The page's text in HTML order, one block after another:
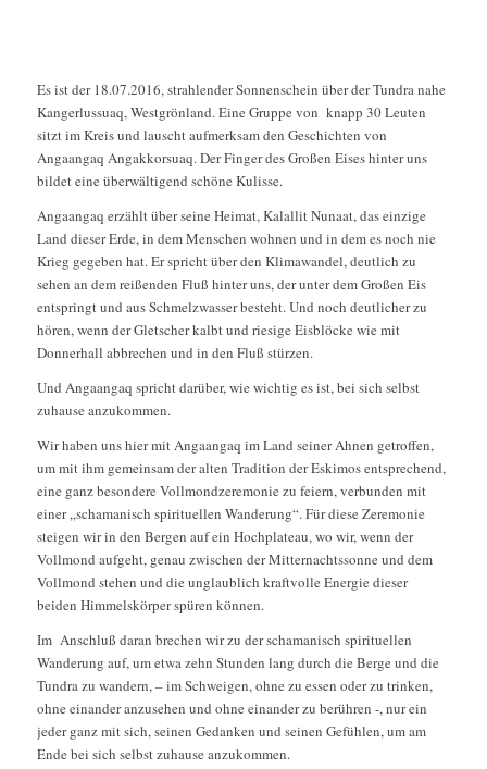
Es ist der 18.07.2016, strahlender Sonnenschein über der Tundra nahe
Kangerlussuaq, Westgrönland. Eine Gruppe von knapp 30 Leuten
sitzt im Kreis und lauscht aufmerksam den Geschichten von
Angaangaq Angakkorsuaq. Der Finger des Großen Eises hinter uns
bildet eine überwältigend schöne Kulisse.
Angaangaq erzählt über seine Heimat, Kalallit Nunaat, das einzige
Land dieser Erde, in dem Menschen wohnen und in dem es noch nie
Krieg gegeben hat. Er spricht über den Klimawandel, deutlich zu
sehen an dem reißenden Fluß hinter uns, der unter dem Großen Eis
entspringt und aus Schmelzwasser besteht. Und noch deutlicher zu
hören, wenn der Gletscher kalbt und riesige Eisblöcke wie mit
Donnerhall abbrechen und in den Fluß stürzen.
Und Angaangaq spricht darüber, wie wichtig es ist, bei sich selbst
zuhause anzukommen.
Wir haben uns hier mit Angaangaq im Land seiner Ahnen getroffen,
um mit ihm gemeinsam der alten Tradition der Eskimos entsprechend,
eine ganz besondere Vollmondzeremonie zu feiern, verbunden mit
einer „schamanisch spirituellen Wanderung“. Für diese Zeremonie
steigen wir in den Bergen auf ein Hochplateau, wo wir, wenn der
Vollmond aufgeht, genau zwischen der Mitternachtssonne und dem
Vollmond stehen und die unglaublich kraftvolle Energie dieser
beiden Himmelskörper spüren können.
Im Anschluß daran brechen wir zu der schamanisch spirituellen
Wanderung auf, um etwa zehn Stunden lang durch die Berge und die
Tundra zu wandern, – im Schweigen, ohne zu essen oder zu trinken,
ohne einander anzusehen und ohne einander zu berühren -, nur ein
jeder ganz mit sich, seinen Gedanken und seinen Gefühlen, um am
Ende bei sich selbst zuhause anzukommen.